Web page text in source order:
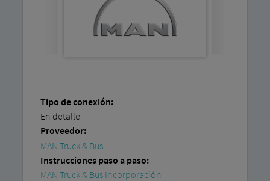
Tipo de conexión:
En detalle
Proveedor:
MAN Truck & Bus
Instrucciones paso a paso:
MAN Truck & Bus Incorporación